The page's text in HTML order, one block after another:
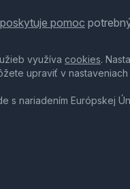
poskytuje pomoc
využíva cookies.
upraviť v nastaveniach
s nariadením Európskej